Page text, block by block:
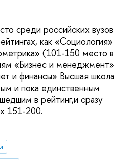
среди российских вузов
как «Социология»
(101-150 место в
«Бизнес и менеджмент»
и финансы» Высшая школа
и пока единственным
в рейтинг,и сразу
151-200.